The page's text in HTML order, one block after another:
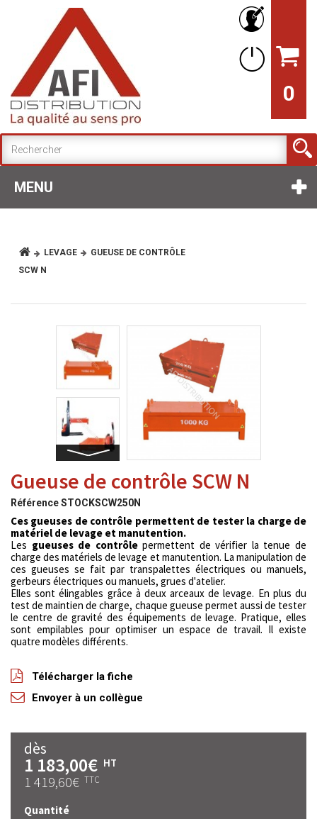
0
MENU
LEVAGE
GUEUSE DE CONTRÔLE
SCW N
Gueuse de contrôle SCW N
RéférenceSTOCKSCW250N
Ces gueuses de contrôle permettent de tester la charge de
matériel de levage et manutention.
Les gueuses de contrôlepermettent de vérifier la tenue de
chargedes matériels de levage et manutention. La manipulation de
ces gueuses se fait par transpalettes électriques ou manuels,
gerbeurs électriques ou manuels, grues d'atelier.
Elles sont élingables grâce à deux arceaux de levage. En plus du
test de maintien de charge, chaque gueuse permet aussi de tester
le centre de gravité des équipements de levage. Pratique, elles
sont empilables pour optimiser un espace de travail. Il existe
quatre modèles différents.
Télécharger la fiche
Envoyer à un collègue
dès
1 183,00€ HT
1 419,60€ TTC
Quantité